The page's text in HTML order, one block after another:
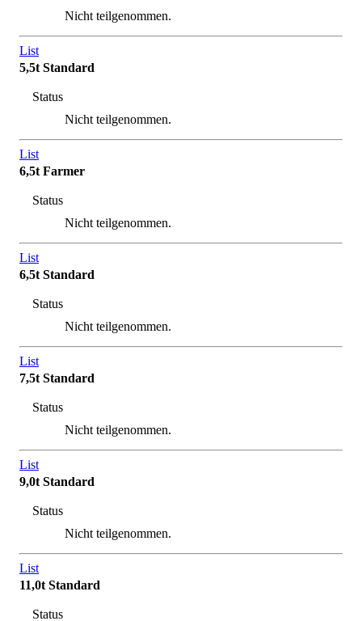
Nicht teilgenommen.
List
5,5t Standard
Status
Nicht teilgenommen.
List
6,5t Farmer
Status
Nicht teilgenommen.
List
6,5t Standard
Status
Nicht teilgenommen.
List
7,5t Standard
Status
Nicht teilgenommen.
List
9,0t Standard
Status
Nicht teilgenommen.
List
11,0t Standard
Status